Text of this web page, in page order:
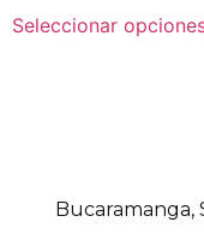
Seleccionar
Bucaramanga,